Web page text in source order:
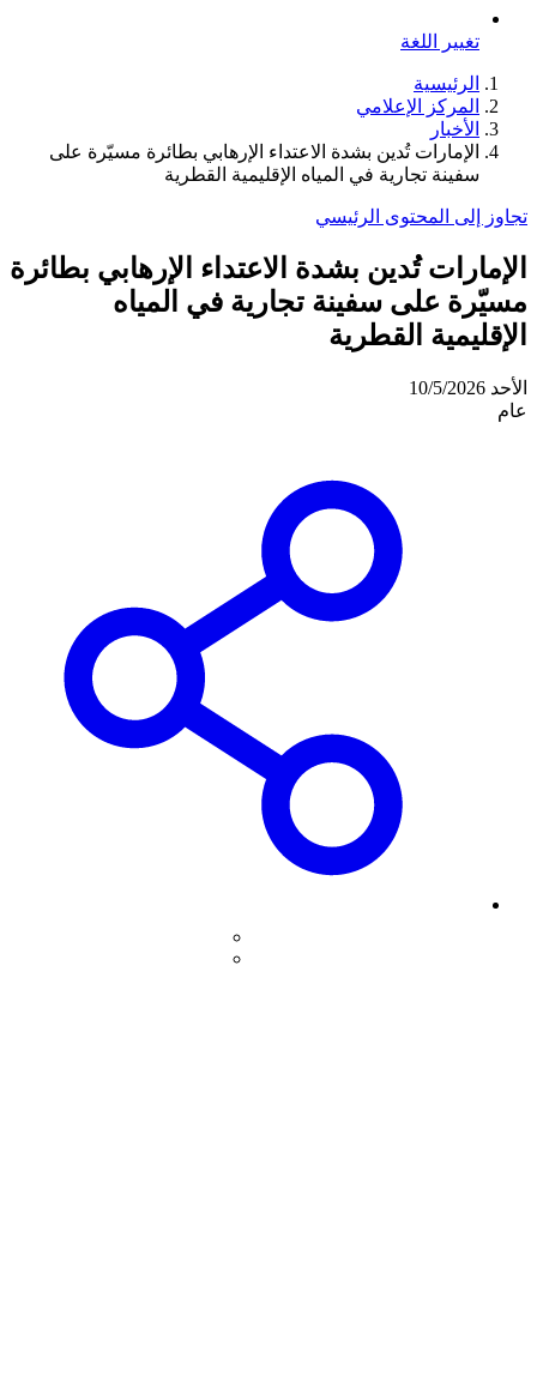
تغيير اللغة
الرئيسية
المركز الإعلامي
الأخبار
الإمارات تُدين بشدة الاعتداء الإرهابي بطائرة مسيّرة على
سفينة تجارية في المياه الإقليمية القطرية
تجاوز إلى المحتوى الرئيسي
الإمارات تُدين بشدة الاعتداء الإرهابي بطائرة
مسيّرة على سفينة تجارية في المياه
الإقليمية القطرية
الأحد 10/5/2026
عام